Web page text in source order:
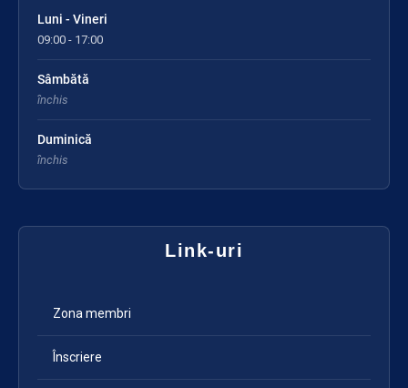
Luni - Vineri
09:00 - 17:00
Sâmbătă
închis
Duminică
închis
Link-uri
Zona membri
Înscriere